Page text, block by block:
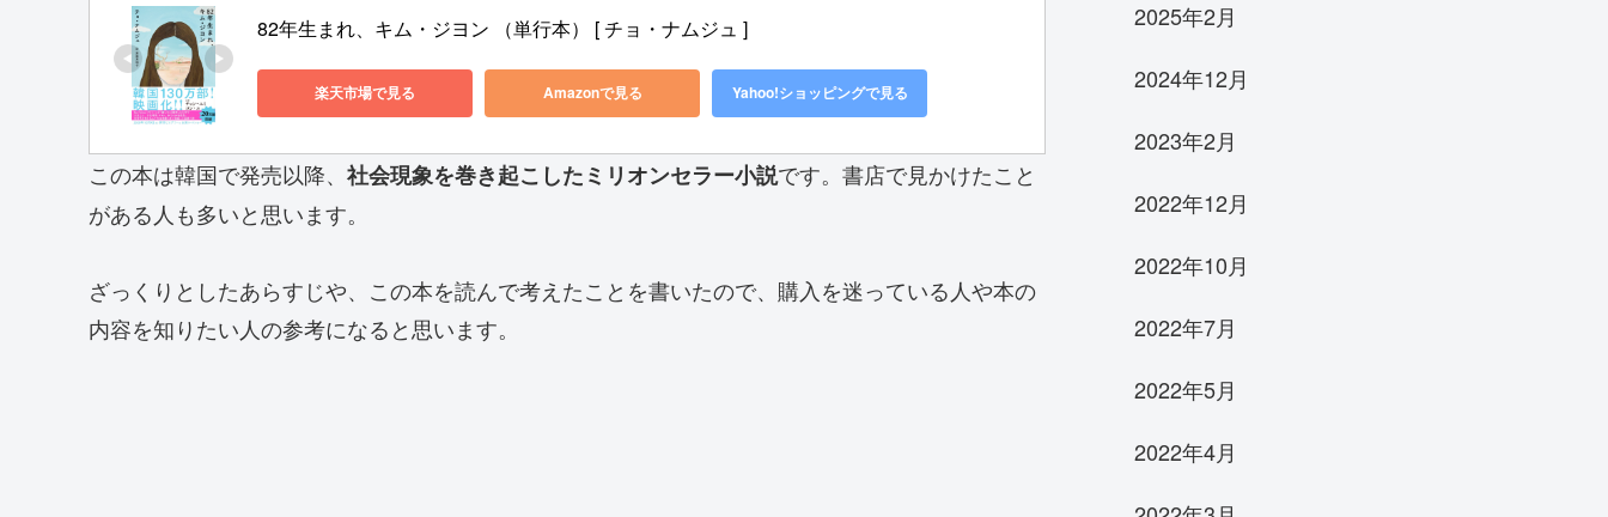
82年生まれ、キム・ジヨン （単行本） [ チョ・ナムジュ ]
楽天市場で見る Amazonで見る Yahoo!ショッピングで見る
この本は韓国で発売以降、 社会現象を巻き起こしたミリオンセラー小説です。書店で見かけたこと
がある人も多いと思います。
ざっくりとしたあらすじや、この本を読んで考えたことを書いたので、購入を迷っている人や本の
内容を知りたい人の参考になると思います。
2025年2月
2024年12月
2023年2月
2022年12月
2022年10月
2022年7月
2022年5月
2022年4月